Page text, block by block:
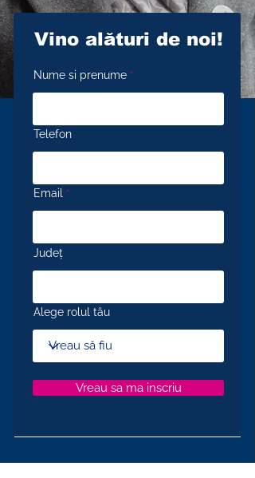
Vino alături de noi!
Nume si prenume
Telefon
Email
Județ
Alege rolul tău
Vreau sa ma inscriu